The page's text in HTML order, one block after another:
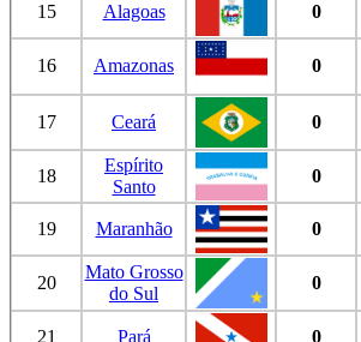
15 Alagoas 0
16 Amazonas 0
17 Ceará 0
18
Espírito
Santo
0
19 Maranhão 0
20
Mato Grosso
do Sul
0
21 Pará 0